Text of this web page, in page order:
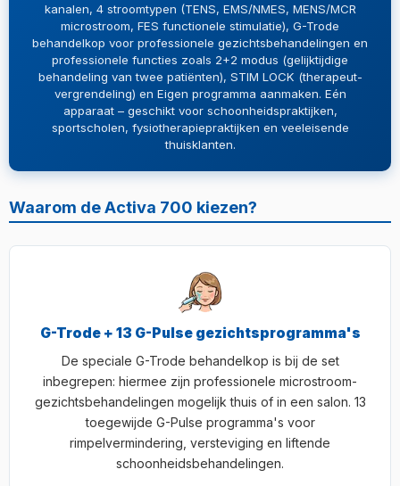
kanalen, 4 stroomtypen (TENS, EMS/NMES, MENS/MCR
microstroom, FES functionele stimulatie), G-Trode
behandelkop voor professionele gezichtsbehandelingen en
professionele functies zoals 2+2 modus (gelijktijdige
behandeling van twee patiënten), STIM LOCK (therapeut-
vergrendeling) en Eigen programma aanmaken. Eén
apparaat – geschikt voor schoonheidspraktijken,
sportscholen, fysiotherapiepraktijken en veeleisende
thuisklanten.
Waarom de Activa 700 kiezen?
G-Trode + 13 G-Pulse gezichtsprogramma's
De speciale G-Trode behandelkop is bij de set
inbegrepen: hiermee zijn professionele microstroom-
gezichtsbehandelingen mogelijk thuis of in een salon. 13
toegewijde G-Pulse programma's voor
rimpelvermindering, versteviging en liftende
schoonheidsbehandelingen.